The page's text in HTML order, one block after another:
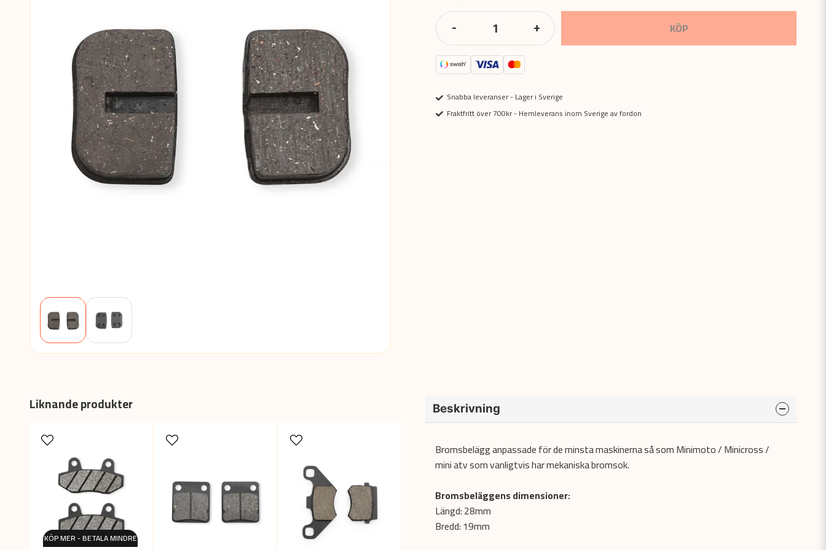
- + KÖP
Snabba leveranser - Lager i Sverige
Fraktfritt över 700kr - Hemleverans inom Sverige av fordon
Liknande produkter
KÖP MER - BETALA MINDRE
Beskrivning
Bromsbelägg anpassade för de minsta maskinerna så som Minimoto / Minicross /
mini atv som vanligtvis har mekaniska bromsok.
Bromsbeläggens dimensioner:
Längd: 28mm
Bredd: 19mm